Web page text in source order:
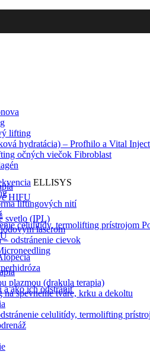
lifting
hydratácia) – Profhilo a Vital
očných viečok Fibroblast
HIFU
svetlo (IPL)
laserom
– odstránenie cievok
plazmou (drakula terapia)
spevnenie tváre, krku a dekoltu
celulitídy, termolifting
ELLISYS
liftingových nití
celulitídy, termolifting prístrojom
a ako ich odstrániť